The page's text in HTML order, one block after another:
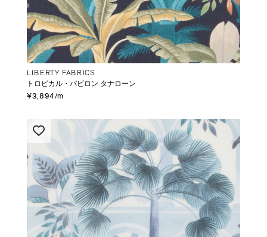
LIBERTY FABRICS
トロピカル・バビロン タナローン
¥3,894/m